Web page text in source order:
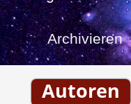
Archivieren
Autoren